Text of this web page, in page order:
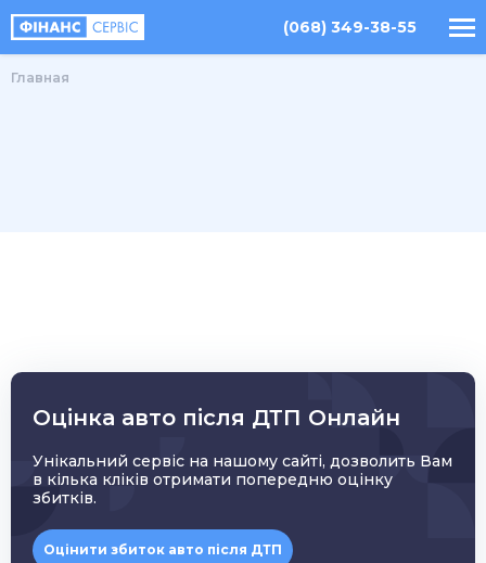
(068) 349-38-55
Главная
Оцінка авто після ДТП Онлайн
Унікальний сервіс на нашому сайті, дозволить Вам
в кілька кліків отримати попередню оцінку
збитків.
Оцінити збиток авто після ДТП